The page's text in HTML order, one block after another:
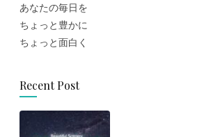
あなたの毎日を
ちょっと豊かに
ちょっと面白く
Recent Post